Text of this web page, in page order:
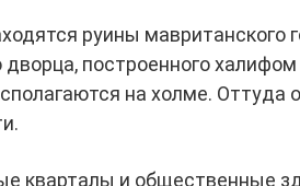
руины мавританского
построенного
на холме. Оттуда
кварталы и общественные